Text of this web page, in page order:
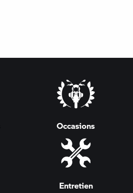
Occasions
Entretien